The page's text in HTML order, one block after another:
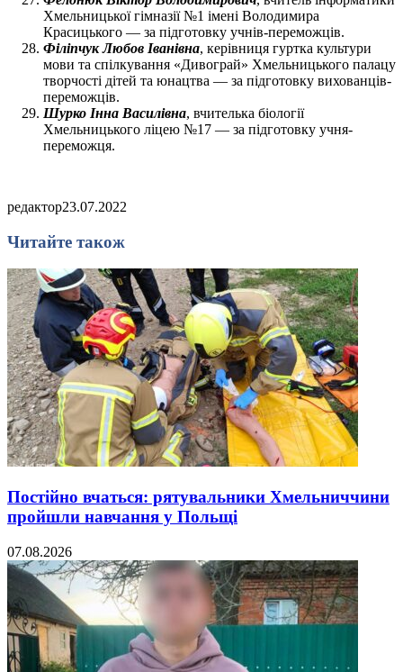
Хмельницької гімназії №1 імені Володимира
Красицького — за підготовку учнів-переможців.
Філіпчук Любов Іванівна, керівниця гуртка культури
мови та спілкування «Дивограй» Хмельницького палацу
творчості дітей та юнацтва — за підготовку вихованців-
переможців.
Шурко Інна Василівна, вчителька біології
Хмельницького ліцею №17 — за підготовку учня-
переможця.
редактор23.07.2022
Читайте також
Постійно вчаться: рятувальники Хмельниччини
пройшли навчання у Польщі
07.08.2026